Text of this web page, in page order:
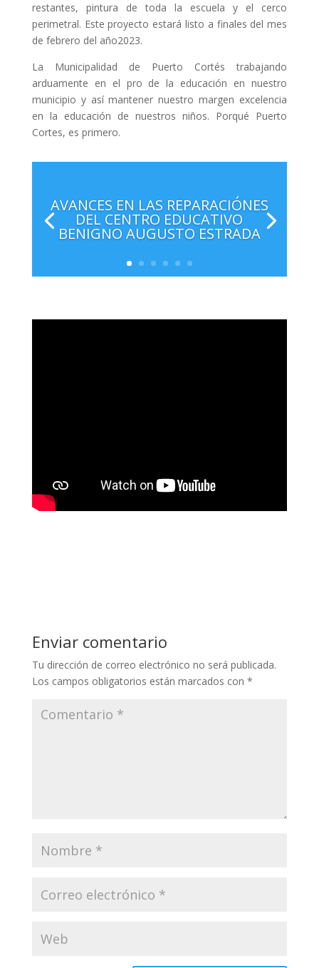
restantes, pintura de toda la escuela y el cerco
perimetral. Este proyecto estará listo a finales del mes
de febrero del año2023.
La Municipalidad de Puerto Cortés trabajando
arduamente en el pro de la educación en nuestro
municipio y así mantener nuestro margen excelencia
en la educación de nuestros niños. Porqué Puerto
Cortes, es primero.
AVANCES EN LAS REPARACIÓNES
DEL CENTRO EDUCATIVO
BENIGNO AUGUSTO ESTRADA
Enviar comentario
Tu dirección de correo electrónico no será publicada.
Los campos obligatorios están marcados con *